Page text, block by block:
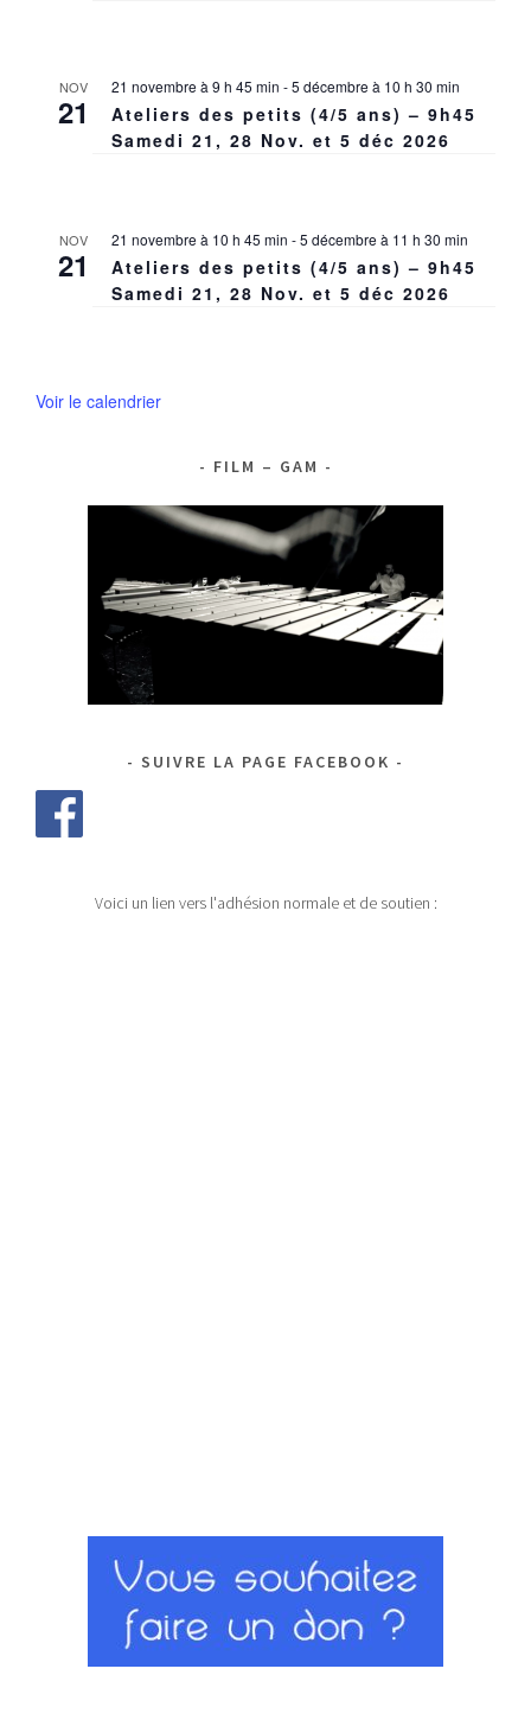
NOV
21
21 novembre à 9 h 45 min -5 décembre à 10 h 30 min
Ateliers des petits (4/5 ans) – 9h45
Samedi 21, 28 Nov. et 5 déc 2026
NOV
21
21 novembre à 10 h 45 min -5 décembre à 11 h 30 min
Ateliers des petits (4/5 ans) – 9h45
Samedi 21, 28 Nov. et 5 déc 2026
Voir le calendrier
FILM – GAM
SUIVRE LA PAGE FACEBOOK
Voici un lien vers l'adhésion normale et de soutien :